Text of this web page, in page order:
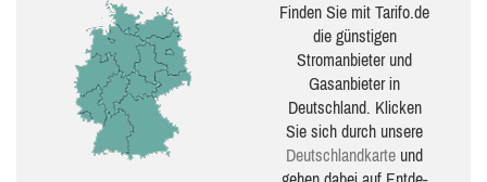
Finden Sie mit Tarifo.de
die güns­ti­gen
Stromanbieter und
Gasanbieter in
Deutschland. Klicken
Sie sich durch unsere
Deutsch­land­karte und